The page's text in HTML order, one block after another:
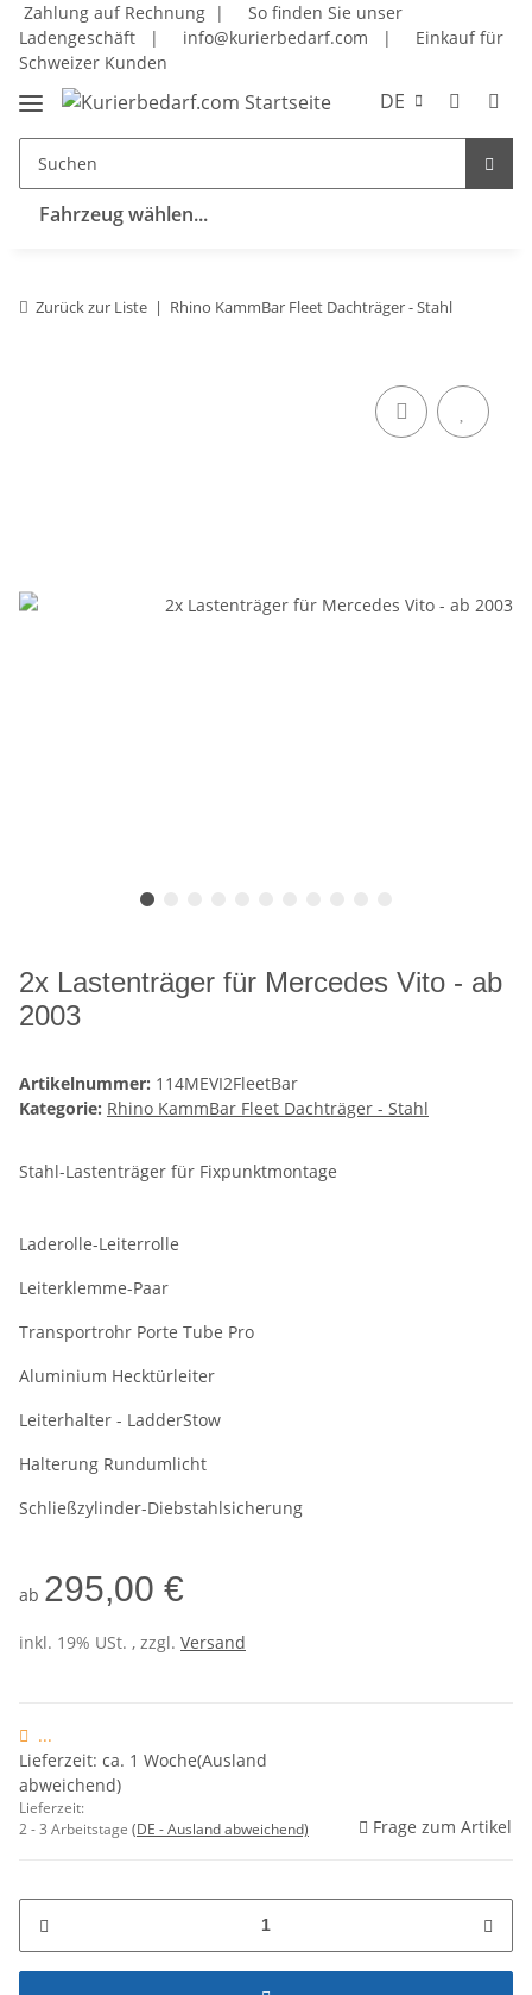
Zahlung auf Rechnung |
So finden Sie unser
Ladengeschäft
| info@kurierbedarf.com |
Einkauf für
Schweizer Kunden
DE
Fahrzeug wählen...
Zurück zur Liste Rhino KammBar Fleet Dachträger - Stahl
2x Lastenträger für Mercedes Vito - ab
2003
Artikelnummer: 114MEVI2FleetBar
Kategorie: Rhino KammBar Fleet Dachträger - Stahl
Stahl-Lastenträger für Fixpunktmontage
Laderolle-Leiterrolle
Leiterklemme-Paar
Transportrohr Porte Tube Pro
Aluminium Hecktürleiter
Leiterhalter - LadderStow
Halterung Rundumlicht
Schließzylinder-Diebstahlsicherung
ab 295,00 €
inkl. 19% USt. , zzgl. Versand
...
Lieferzeit: ca. 1 Woche(Ausland
abweichend)
Lieferzeit:
2 - 3 Arbeitstage (DE - Ausland abweichend) Frage zum Artikel